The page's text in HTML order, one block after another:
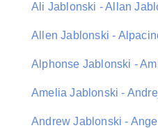
Ali Jablonski - Allan
Allen Jablonski -
Alphonse Jablonski -
Amelia Jablonski -
Andrew Jablonski -